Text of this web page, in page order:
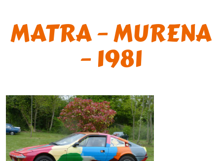
MATRA – MURENA
– 1981